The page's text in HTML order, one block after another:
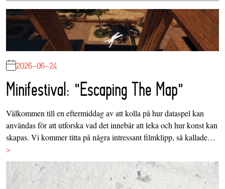
2026-06-24
Minifestival: "Escaping The Map"
Välkommen till en eftermiddag av att kolla på hur dataspel kan
användas för att utforska vad det innebär att leka och hur konst kan
skapas. Vi kommer titta på några intressant filmklipp, så kallade…
>